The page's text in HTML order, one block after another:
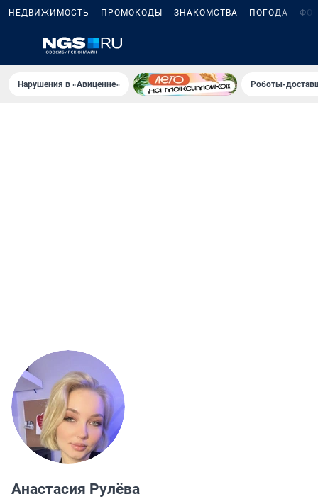
НЕДВИЖИМОСТЬ ПРОМОКОДЫ ЗНАКОМСТВА ПОГОДА
Нарушения в «Авиценне» Роботы-
Анастасия Рулёва